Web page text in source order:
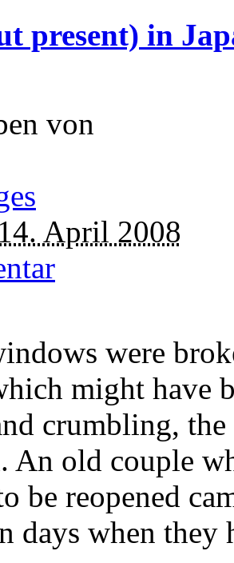
present) in
von
April 2008
were
might have
crumbling,
An old couple
be reopened
days when they